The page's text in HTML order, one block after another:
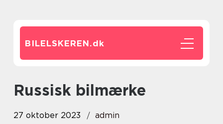
BILELSKEREN.dk
russisk bilmærke
27 oktober 2023 admin